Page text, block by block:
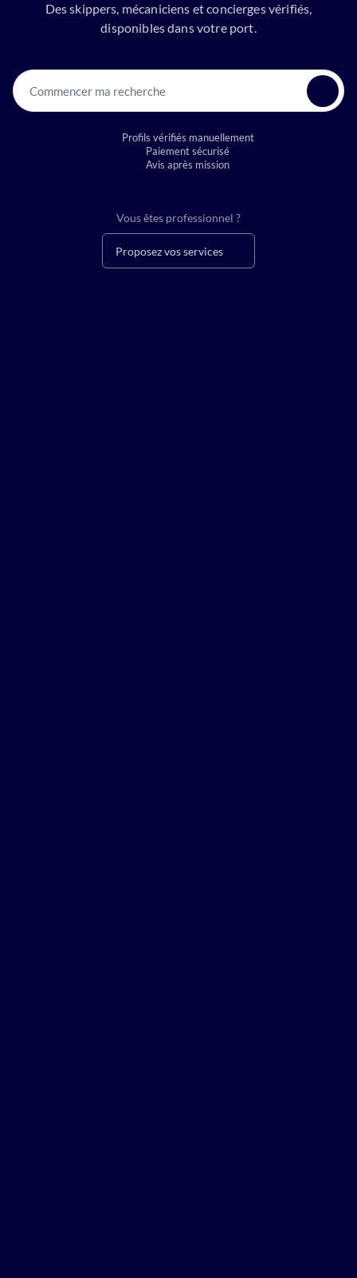
Des skippers, mécaniciens et concierges vérifiés,
disponibles dans votre port.
Commencer ma recherche
Profils vérifiés manuellement
Paiement sécurisé
Avis après mission
Vous êtes professionnel ?
Proposez vos services